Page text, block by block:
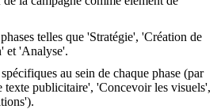
telles que 'Stratégie', 'Création de
et 'Analyse'.
au sein de chaque phase (par
texte publicitaire', 'Concevoir les visuels',